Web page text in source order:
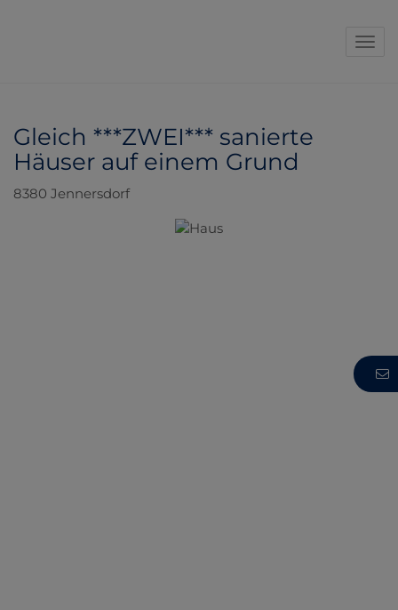
Gleich ***ZWEI*** sanierte
Häuser auf einem Grund
8380 Jennersdorf